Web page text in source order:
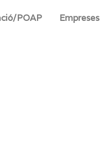
POAP Empreses